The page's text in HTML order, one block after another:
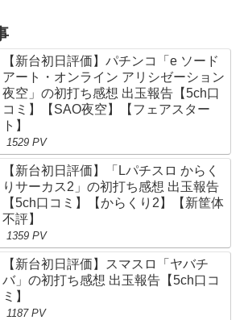
【新台初日評価】パチンコ「e ソード
アート・オンライン アリシゼーション
夜空」の初打ち感想 出玉報告【5ch口
コミ】【SAO夜空】【フェアスター
ト】
1529 PV
【新台初日評価】「Lパチスロ からく
りサーカス2」の初打ち感想 出玉報告
【5ch口コミ】【からくり2】【新筐体
不評】
1359 PV
【新台初日評価】スマスロ「ヤバチ
バ」の初打ち感想 出玉報告【5ch口コ
ミ】
1187 PV